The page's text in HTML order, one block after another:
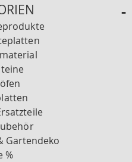
Gartendeko
%